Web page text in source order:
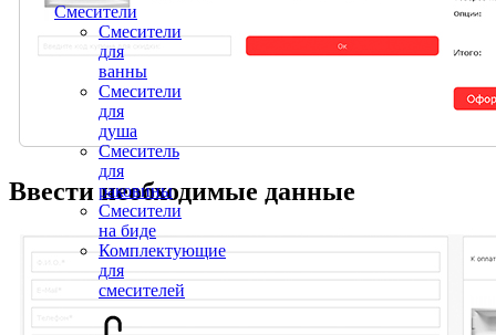
Смесители
Смесители
для
ванны
Смесители
для
душа
Смеситель
для
раковины
Смесители
на биде
Комплектующие
для
смесителей
Ввести необходимые данные